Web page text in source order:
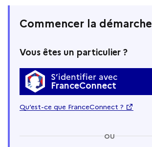
Commencer la démarche
Vous êtes un particulier ?
S’identifier avec
FranceConnect
Qu’est-ce que FranceConnect ?
OU